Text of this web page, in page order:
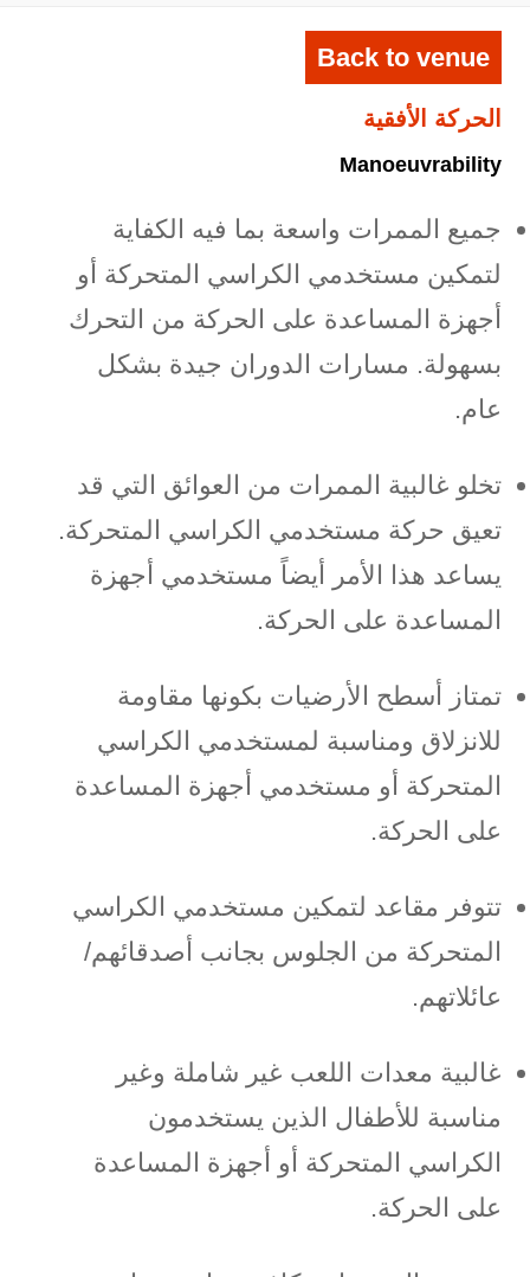
Back to venue
الحركة الأفقية
Manoeuvrability
جميع الممرات واسعة بما فيه الكفاية
لتمكين مستخدمي الكراسي المتحركة أو
أجهزة المساعدة على الحركة من التحرك
بسهولة. مسارات الدوران جيدة بشكل
عام.
تخلو غالبية الممرات من العوائق التي قد
تعيق حركة مستخدمي الكراسي المتحركة.
يساعد هذا الأمر أيضاً مستخدمي أجهزة
المساعدة على الحركة.
تمتاز أسطح الأرضيات بكونها مقاومة
للانزلاق ومناسبة لمستخدمي الكراسي
المتحركة أو مستخدمي أجهزة المساعدة
على الحركة.
تتوفر مقاعد لتمكين مستخدمي الكراسي
المتحركة من الجلوس بجانب أصدقائهم/
عائلاتهم.
غالبية معدات اللعب غير شاملة وغير
مناسبة للأطفال الذين يستخدمون
الكراسي المتحركة أو أجهزة المساعدة
على الحركة.